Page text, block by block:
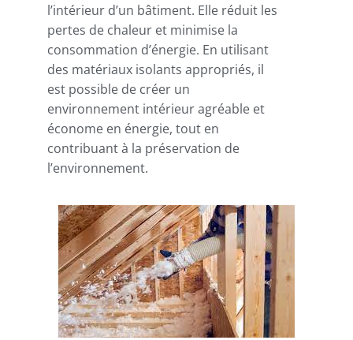
l’intérieur d’un bâtiment. Elle réduit les
pertes de chaleur et minimise la
consommation d’énergie. En utilisant
des matériaux isolants appropriés, il
est possible de créer un
environnement intérieur agréable et
économe en énergie, tout en
contribuant à la préservation de
l’environnement.